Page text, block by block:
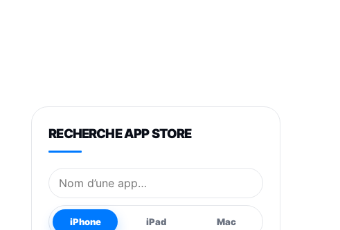
RECHERCHE APP STORE
Nom de l’application
iPhone iPad Mac